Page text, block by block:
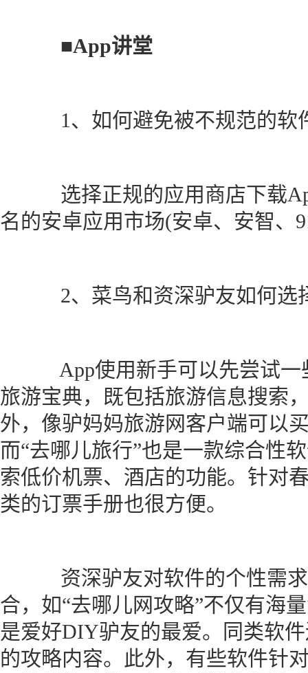
■App讲堂
1、如何避免被不规范的软
选择正规的应用商店下载
名的安卓应用市场(安卓、安智、
2、菜鸟和资深驴友如何选
App使用新手可以先尝试一
旅游宝典，既包括旅游信息搜索
外，像驴妈妈旅游网客户端可以
而“去哪儿旅行”也是一款综合性
索低价机票、酒店的功能。针对
类的订票手册也很方便。
资深驴友对软件的个性需求
合，如“去哪儿网攻略”不仅有海
是爱好DIY驴友的最爱。同类软
的攻略内容。此外，有些软件针